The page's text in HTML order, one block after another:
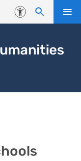
Juurdepääsetavus